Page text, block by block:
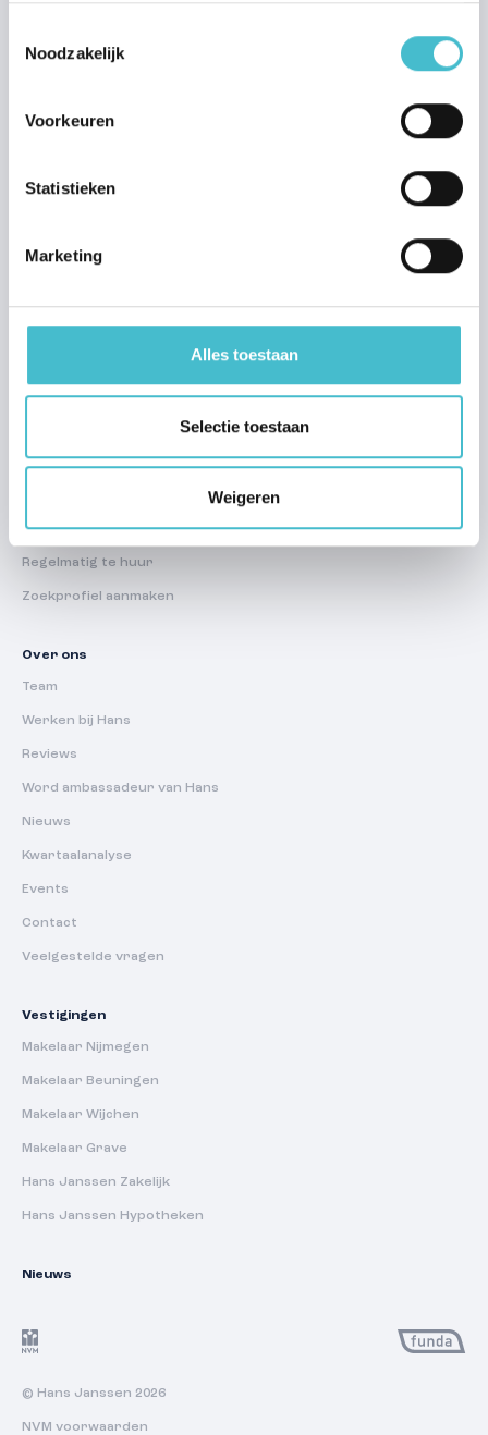
Noodzakelijk
Voorkeuren
Statistieken
Marketing
Alles toestaan
Selectie toestaan
Weigeren
Stap voor stap aankopen
Huis financieren
Stap voor stap nieuwbouw kopen
Mijn woonaccount
Huur
Regelmatig te huur
Zoekprofiel aanmaken
Over ons
Team
Werken bij Hans
Reviews
Word ambassadeur van Hans
Nieuws
Kwartaalanalyse
Events
Contact
Veelgestelde vragen
Vestigingen
Makelaar Nijmegen
Makelaar Beuningen
Makelaar Wijchen
Makelaar Grave
Hans Janssen Zakelijk
Hans Janssen Hypotheken
Nieuws
© Hans Janssen 2026
NVM voorwaarden